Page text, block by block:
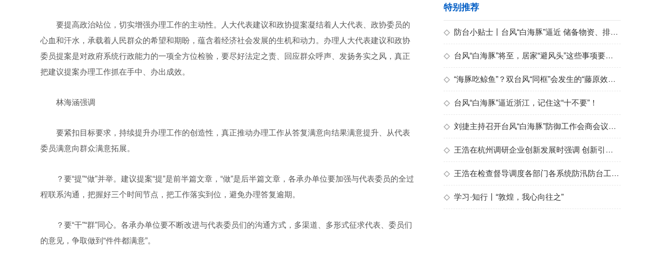
要提高政治站位，切实增强办理工作的主动性。人大代表建议和政协提案凝结着人大代表、政协委员的
心血和汗水，承载着人民群众的希望和期盼，蕴含着经济社会发展的生机和动力。办理人大代表建议和政协
委员提案是对政府系统行政能力的一项全方位检验，要尽好法定之责、回应群众呼声、发扬务实之风，真正
把建议提案办理工作抓在手中、办出成效。
林海涵强调
要紧扣目标要求，持续提升办理工作的创造性，真正推动办理工作从答复满意向结果满意提升、从代表
委员满意向群众满意拓展。
？要“提”“做”并举。建议提案“提”是前半篇文章，“做”是后半篇文章，各承办单位要加强与代表委员的全过
程联系沟通，把握好三个时间节点，把工作落实到位，避免办理答复逾期。
？要“干”“群”同心。各承办单位要不断改进与代表委员们的沟通方式，多渠道、多形式征求代表、委员们
的意见，争取做到“件件都满意”。
特别推荐
◇ 防台小贴士丨台风“白海豚”逼近 储备物资、排查隐患很关键
◇ 台风“白海豚”将至，居家“避风头”这些事项要注意
◇ “海豚吃鲸鱼”？双台风“同框”会发生的“藤原效应”来了解一下
◇ 台风“白海豚”逼近浙江，记住这“十不要”！
◇ 刘捷主持召开台风“白海豚”防御工作会商会议强调 坚决打赢防御台风“白海豚”攻坚仗
◇ 王浩在杭州调研企业创新发展时强调 创新引领 激发活力 加快实现高质量发展
◇ 王浩在检查督导调度各部门各系统防汛防台工作时强调 高度警觉 主动作为 落实落细防御台风“白海豚”各项工作
◇ 学习·知行丨“敦煌，我心向往之”